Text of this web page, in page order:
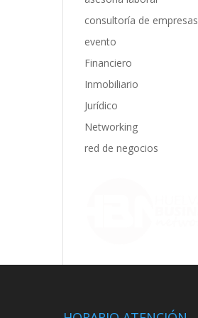
consultoría de empresas
evento
Financiero
Inmobiliario
Jurídico
Networking
red de negocios